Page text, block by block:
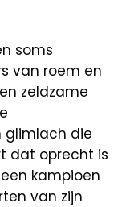
soms
van roem en
zeldzame
glimlach die
dat oprecht is
kampioen
van zijn